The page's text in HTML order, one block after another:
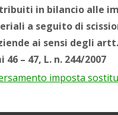
in bilancio alle
a seguito di
ai sensi degli artt.
– 47, L. n. 244/2007
imposta